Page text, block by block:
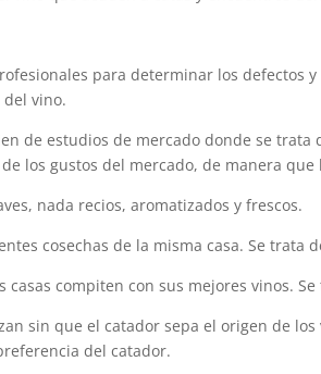
para determinar los defectos
vino.
de estudios de mercado donde se
los gustos del mercado, de manera
nada recios, aromatizados y frescos.
cosechas de la misma casa. Se trata
casas compiten con sus mejores vinos.
sin que el catador sepa el origen de
del catador.